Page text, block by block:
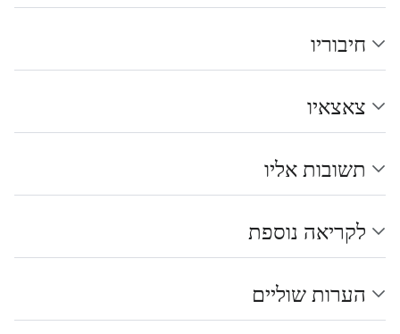
חיבוריו
צאצאיו
תשובות אליו
לקריאה נוספת
הערות שוליים